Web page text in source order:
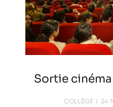
Sortie
COLLÈGE 24